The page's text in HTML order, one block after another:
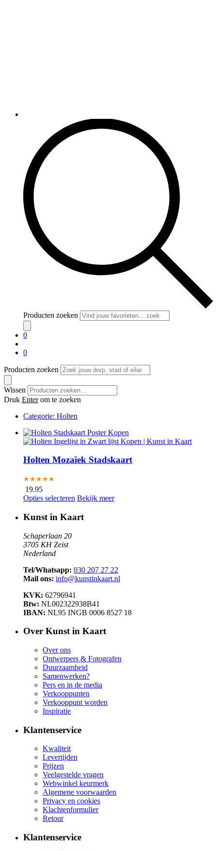
Producten zoeken
0
0
Producten zoeken
Wissen
Druk Enterom te zoeken
Categorie: Holten
Holten Mozaïek Stadskaart
★★★★★
19.95
Opties selecteren Bekijk meer
Kunst in Kaart
Schaperlaan 20
3705 KH Zeist
Nederland
Tel/Whatsapp: 030 207 27 22
Mail ons: info@kunstinkaart.nl
KVK: 62796941
Btw: NL002322938B41
IBAN: NL95 INGB 0006 8527 18
Over Kunst in Kaart
Over ons
Ontwerpers & Fotografen
Duurzaamheid
Samenwerken?
Pers en in de media
Verkooppunten
Verkooppunt worden
Inspiratie
Klantenservice
Kwaliteit
Levertijden
Prijzen
Veelgestelde vragen
Webwinkel keurmerk
Algemene voorwaarden
Privacy en cookies
Klachtenformulier
Retour
Klantenservice